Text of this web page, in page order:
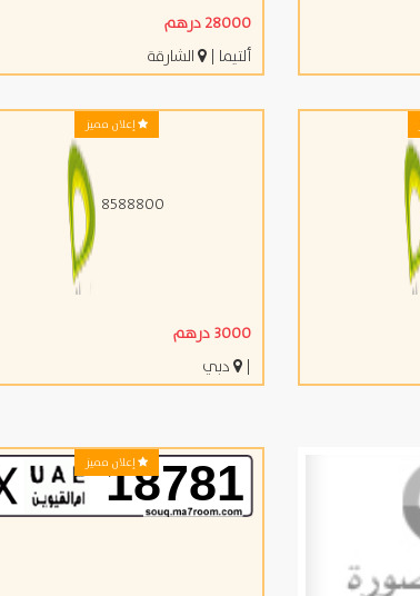
28000 درهم
ألتيما | الشارقة
إعلان مميز
8588800
3000 درهم
|
دبي
إعلان مميز
18781